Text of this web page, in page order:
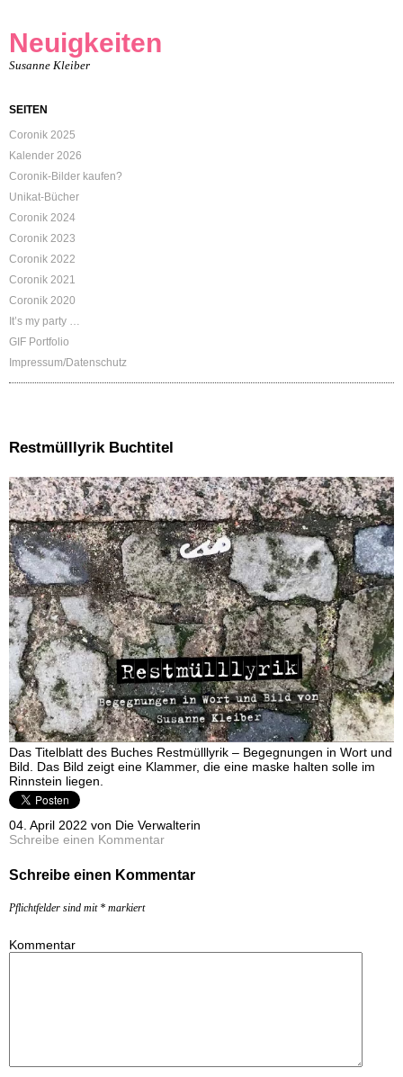
Neuigkeiten
Susanne Kleiber
SEITEN
Coronik 2025
Kalender 2026
Coronik-Bilder kaufen?
Unikat-Bücher
Coronik 2024
Coronik 2023
Coronik 2022
Coronik 2021
Coronik 2020
It’s my party …
GIF Portfolio
Impressum/Datenschutz
Restmülllyrik Buchtitel
Das Titelblatt des Buches Restmülllyrik – Begegnungen in Wort und
Bild. Das Bild zeigt eine Klammer, die eine maske halten solle im
Rinnstein liegen.
04. April 2022 von Die Verwalterin
Schreibe einen Kommentar
Schreibe einen Kommentar
Pflichtfelder sind mit * markiert
Kommentar